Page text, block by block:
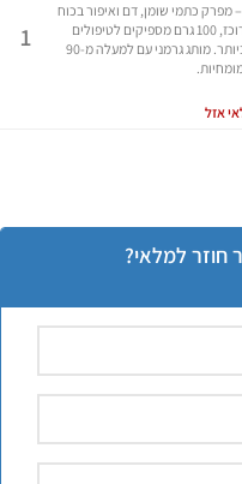
מפרק כתמי שומן, דם ואיפור בכוח
אנזימים טבעיים. קומפקטי ומרוכז, 100 גרם מספיקים לטיפולים
רבים. הפתרון הקלאסי והיעיל ביותר. מותג גרמני עם למעלה מ-90
אזל
1
חוזר למלאי?